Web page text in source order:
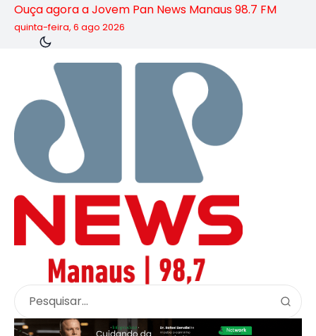
Ouça agora a Jovem Pan News Manaus 98.7 FM
quinta-feira, 6 ago 2026